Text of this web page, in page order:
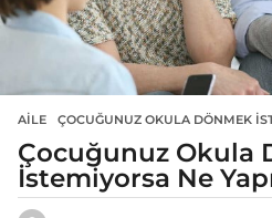
AILE ÇOCUĞUNUZ OKULA DÖNMEK
Çocuğunuz Okula
İstemiyorsa Ne